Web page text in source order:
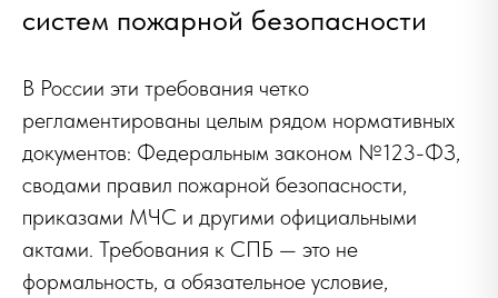
систем пожарной безопасности
В России эти требования четко
регламентированы целым рядом нормативных
документов: Федеральным законом №123-ФЗ,
сводами правил пожарной безопасности,
приказами МЧС и другими официальными
актами. Требования к СПБ — это не
формальность, а обязательное условие,